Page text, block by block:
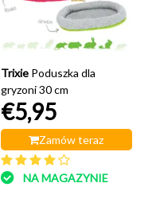
Trixie Poduszka dla
gryzoni 30 cm
€5,95
Zamów teraz
NA MAGAZYNIE